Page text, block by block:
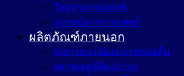
วัสดุทางการแพทย์
อุปกรณ์ทางการแพทย์
ผลิตภัณฑ์ภายนอก
ถุงยางอนามัยและเจลหล่อลื่น
พลาสเตอร์ติดแก้ปวด